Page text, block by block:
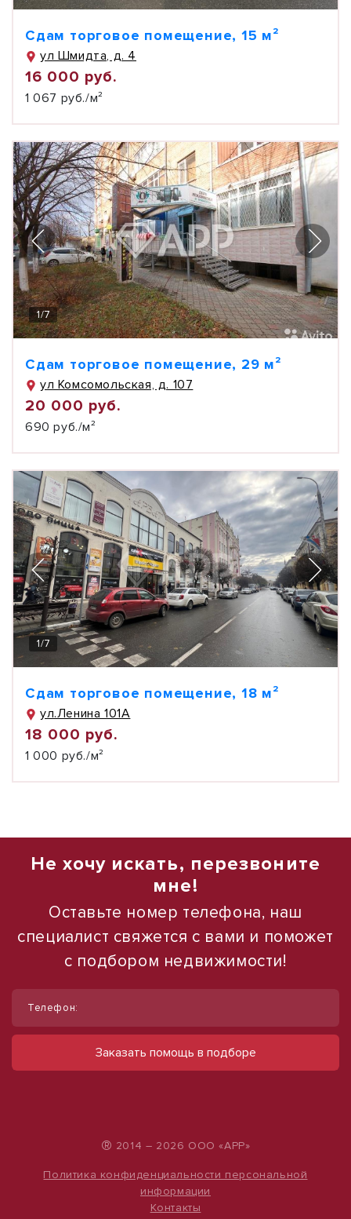
Сдам торговое помещение, 15 м²
ул Шмидта, д. 4
16 000 руб.
1 067 руб./м²
1/7
Сдам торговое помещение, 29 м²
ул Комсомольская, д. 107
20 000 руб.
690 руб./м²
1/7
Сдам торговое помещение, 18 м²
ул.Ленина 101А
18 000 руб.
1 000 руб./м²
Не хочу искать, перезвоните
мне!
Оставьте номер телефона, наш
специалист свяжется с вами и поможет
с подбором недвижимости!
Телефон:
Заказать помощь в подборе
® 2014 – 2026 ООО «АРР»
Политика конфиденциальности персональной
информации
Контакты